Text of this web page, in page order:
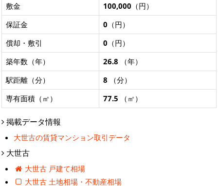
敷金
100,000 （円）
保証金
0 （円）
償却・敷引
0 （円）
築年数（年）
26.8 （年）
駅距離（分）
8 （分）
専有面積（㎡）
77.5 （㎡）
掲載データ情報
大世古の賃貸マンション取引データ
大世古
大世古 戸建て相場
大世古 土地相場・不動産相場